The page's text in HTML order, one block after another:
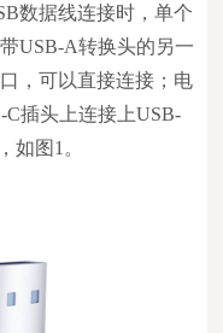
数据线连接时，单个
USB-A转换头的另一
，可以直接连接；电
插头上连接上USB-
如图1。